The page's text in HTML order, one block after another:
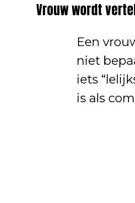
Vrouw wordt
Een
niet
iets
is als